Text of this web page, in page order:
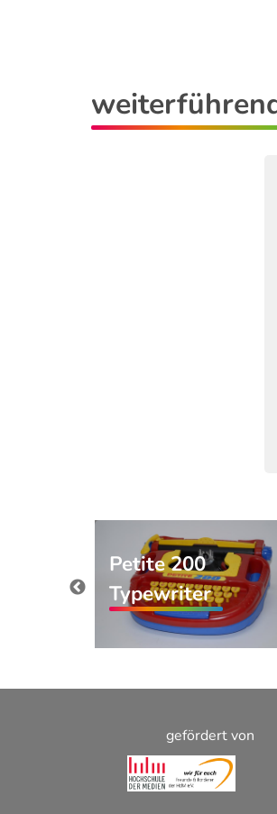
Petite 200
Typewriter
gefördert von